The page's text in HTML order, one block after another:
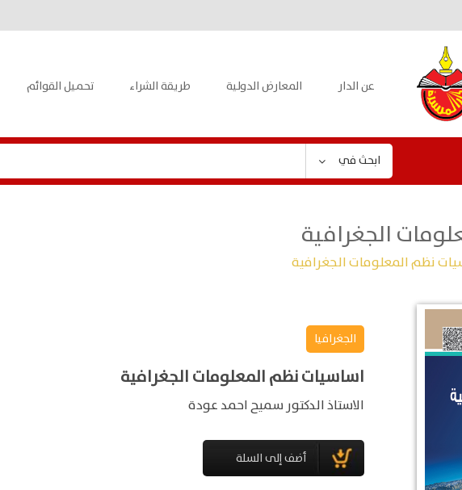
عن الدار المعارض الدولية طريقة الشراء تحميل القوائم
ابحث في
الجغرافية
نظم المعلومات الجغرافية
الجغرافيا
اساسيات نظم المعلومات الجغرافية
الاستاذ الدكتور سميح احمد عودة